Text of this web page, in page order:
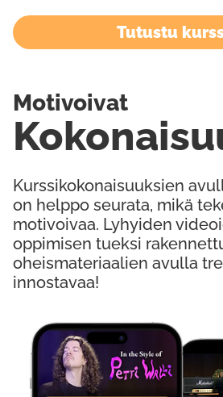
Tutustu
Kurssikokonaisuuksien
on helppo seurata, mikä
motivoivaa. Lyhyiden
oppimisen tueksi
oheismateriaalien avulla
innostavaa!
Motivoivat